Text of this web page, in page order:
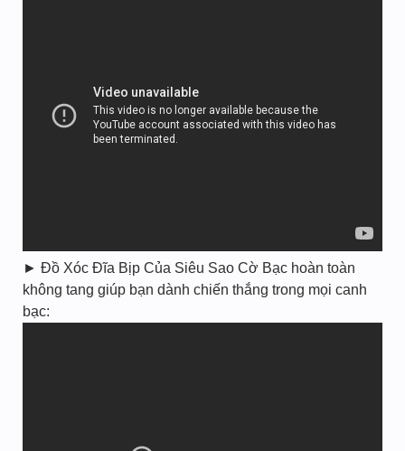
► Đồ Xóc Đĩa Bịp Của Siêu Sao Cờ Bạc hoàn toàn
không tang giúp bạn dành chiến thắng trong mọi canh
bạc: